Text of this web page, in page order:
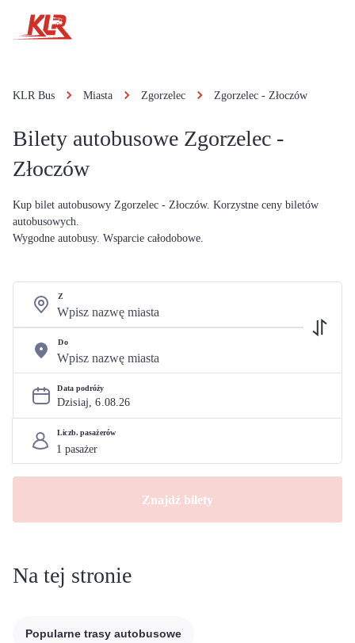
KLR Bus Miasta Zgorzelec Zgorzelec - Złoczów
Bilety autobusowe Zgorzelec -
Złoczów
Kup bilet autobusowy Zgorzelec - Złoczów. Korzystne ceny biletów
autobusowych.
Wygodne autobusy. Wsparcie całodobowe.
Z
Do
Data podróży
Dzisiaj, 6.08.26
Liczb. pasażerów
Znajdź bilety
Na tej stronie
Popularne trasy autobusowe